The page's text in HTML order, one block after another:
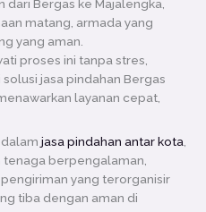
dari Bergas ke Majalengka,
matang, armada yang
yang aman.
proses ini tanpa stres,
jasa pindahan Bergas
layanan cepat,
dalamjasa pindahan antar kota,
tenaga berpengalaman,
yang terorganisir
tiba dengan aman di